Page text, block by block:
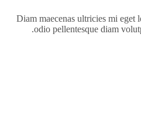
Diam maecenas ultricies mi eget
odio pellentesque diam